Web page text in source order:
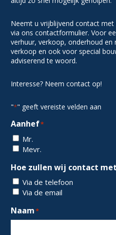
Neemt u vrijblijvend contact
via ons contactformulier. Voor
verhuur, verkoop, onderhoud en
verkoop en ook voor special
adviserend te woord.
Interesse? Neem contact op!
"*" geeft vereiste velden aan
Aanhef*
Mr.
Mevr.
Hoe zullen wij contact
Via de telefoon
Via de email
Naam*